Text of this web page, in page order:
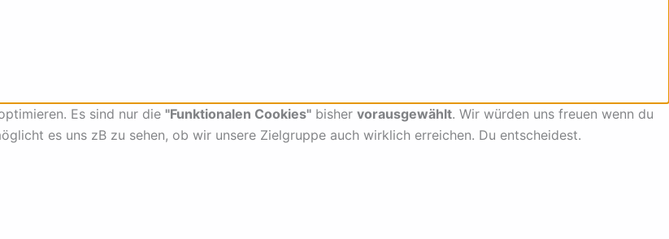
Es sind nur die "Funktionalen Cookies" bisher vorausgewählt. Wir würden uns freuen wenn du
es uns zB zu sehen, ob wir unsere Zielgruppe auch wirklich erreichen. Du entscheidest.